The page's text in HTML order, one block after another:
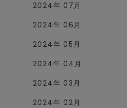
2024年 07月
2024年 06月
2024年 05月
2024年 04月
2024年 03月
2024年 02月